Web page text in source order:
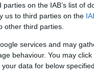
on the IAB’s list of
us to third parties on the
other third parties.
services and may
behaviour. You may
data for below
hogy ezúttal
szőnyeg alá söpörni a
miniszteri
meg. Gondban a